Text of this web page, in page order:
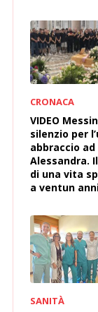
CRONACA
VIDEO
silenzio per
abbraccio ad
Alessandra.
di una vita
a ventun
SANITÀ